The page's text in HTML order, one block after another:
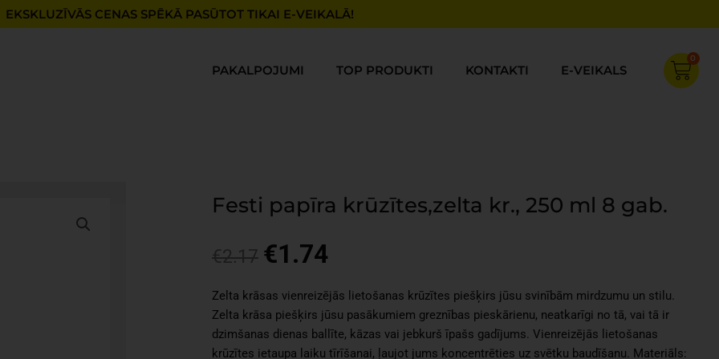
EKSKLUZĪVĀS CENAS SPĒKĀ PASŪTOT TIKAI E-VEIKALĀ!
PAKALPOJUMI TOP PRODUKTI KONTAKTI E-VEIKALS
0
Cart
Festi papīra krūzītes,zelta kr., 250 ml 8 gab.
€2.17 Original
was:
€2.17.
€1.74Current
is:
€1.74.
Zelta krāsas vienreizējās lietošanas krūzītes piešķirs jūsu svinībām mirdzumu un stilu.
Zelta krāsa piešķirs jūsu pasākumiem greznības pieskārienu, neatkarīgi no tā, vai tā ir
dzimšanas dienas ballīte, kāzas vai jebkurš īpašs gadījums. Vienreizējās lietošanas
krūzītes ietaupa laiku tīrīšanai, ļaujot jums koncentrēties uz svētku baudīšanu. Materiāls: